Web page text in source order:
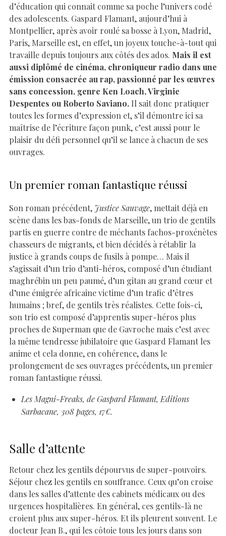
d’éducation qui connait comme sa poche l’univers codé
des adolescents. Gaspard Flamant, aujourd’hui à
Montpellier, après avoir roulé sa bosse à Lyon, Madrid,
Paris, Marseille est, en effet, un joyeux touche-à-tout qui
travaille depuis toujours aux côtés des ados. Mais il est
aussi diplômé de cinéma, chroniqueur radio dans une
émission consacrée au rap, passionné par les œuvres
sans concession, genre Ken Loach, Virginie
Despentes ou Roberto Saviano. Il sait donc pratiquer
toutes les formes d’expression et, s’il démontre ici sa
maîtrise de l’écriture façon punk, c’est aussi pour le
plaisir du défi personnel qu’il se lance à chacun de ses
ouvrages.
Un premier roman fantastique réussi
Son roman précédent, Justice Sauvage, mettait déjà en
scène dans les bas-fonds de Marseille, un trio de gentils
partis en guerre contre de méchants fachos-proxénètes
chasseurs de migrants, et bien décidés à rétablir la
justice à grands coups de fusils à pompe… Mais il
s’agissait d’un trio d’anti-héros, composé d’un étudiant
maghrébin un peu paumé, d’un gitan au grand cœur et
d’une émigrée africaine victime d’un trafic d’êtres
humains ; bref, de gentils très réalistes. Cette fois-ci,
son trio est composé d’apprentis super-héros plus
proches de Superman que de Gavroche mais c’est avec
la même tendresse jubilatoire que Gaspard Flamant les
anime et cela donne, en cohérence, dans le
prolongement de ses ouvrages précédents, un premier
roman fantastique réussi.
Les Magni-Freaks, de Gaspard Flamant, Editions
Sarbacane, 308 pages, 17€.
Salle d’attente
Retour chez les gentils dépourvus de super-pouvoirs.
Séjour chez les gentils en souffrance. Ceux qu’on croise
dans les salles d’attente des cabinets médicaux ou des
urgences hospitalières. En général, ces gentils-là ne
croient plus aux super-héros. Et ils pleurent souvent. Le
docteur Jean B., qui les côtoie tous les jours dans son